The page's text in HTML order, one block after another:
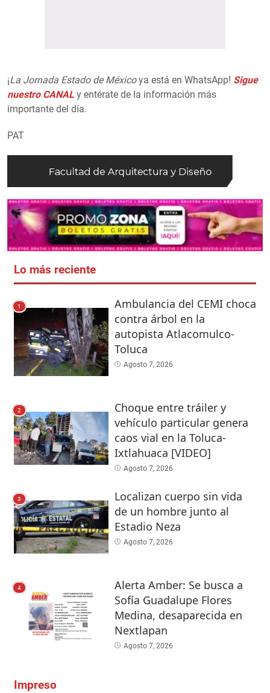
¡La Jornada Estado de Méxicoya está en WhatsApp! Sigue
nuestro CANAL y entérate de la información más
importante del día.
PAT
Lo más reciente
1
Ambulancia del CEMI choca
contra árbol en la
autopista Atlacomulco-
Toluca
Agosto 7, 2026
2
Choque entre tráiler y
vehículo particular genera
caos vial en la Toluca-
Ixtlahuaca [VIDEO]
Agosto 7, 2026
3
Localizan cuerpo sin vida
de un hombre junto al
Estadio Neza
Agosto 7, 2026
4
Alerta Amber: Se busca a
Sofía Guadalupe Flores
Medina, desaparecida en
Nextlapan
Agosto 7, 2026
Impreso